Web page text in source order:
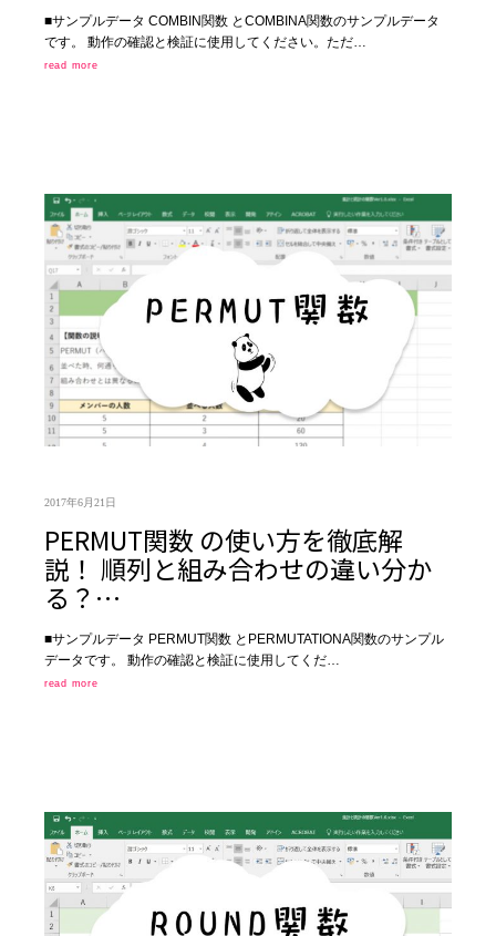
■サンプルデータ COMBIN関数 とCOMBINA関数のサンプルデータ
です。 動作の確認と検証に使用してください。ただ…
read more
2017年6月21日
PERMUT関数 の使い方を徹底解
説！ 順列と組み合わせの違い分か
る？…
■サンプルデータ PERMUT関数 とPERMUTATIONA関数のサンプル
データです。 動作の確認と検証に使用してくだ…
read more